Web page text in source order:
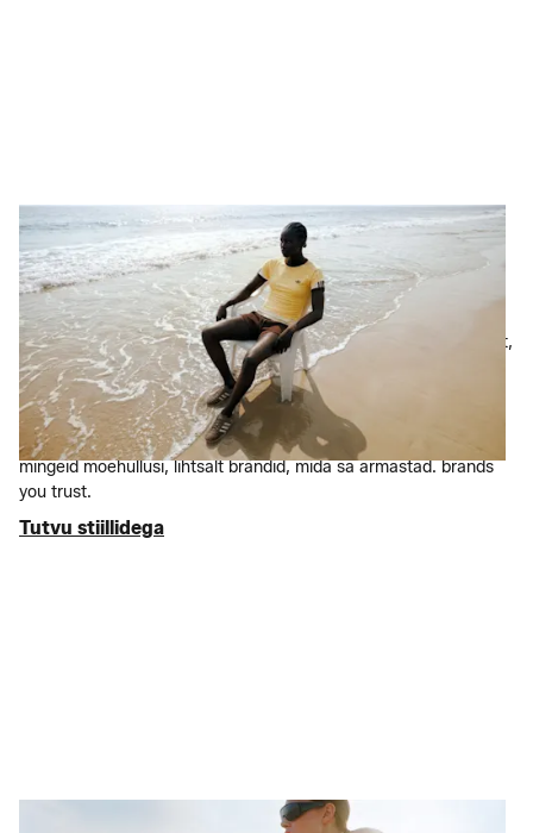
Vali parim
Muuda oma head
sooritused isikupäraseks
Ükskõik, kas teed trenni tõsiselt või naudid selle esteetilist poolt,
mei on olemas kõik vajalik. Oleme välja valinud tipptasemel
spordirõivadjasports jalatsidksellistelt ikoonilistelt
kaubamärkidelt naguadidas, Nike New Balance
pakume kuni 75% tavahinnast soodsamalt. No fads, just theEi
mingeid moehullusi, lihtsalt brändid, mida sa armastad. brands
you trust.
Tutvu stiillidega